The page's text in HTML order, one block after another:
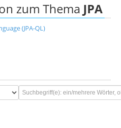
zum Thema JPA
(JPA-QL)